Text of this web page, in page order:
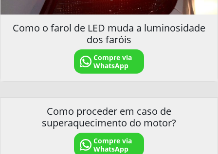
Como o farol de LED muda a luminosidade
dos faróis
Compre via
WhatsApp
Como proceder em caso de
superaquecimento do motor?
Compre via
WhatsApp